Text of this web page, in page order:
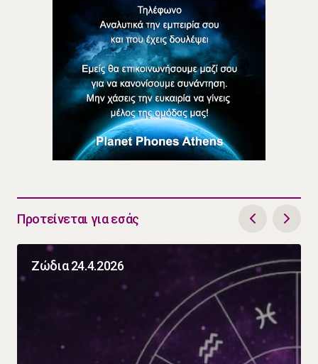
Προτείνεται για εσάς
Ζώδια 24.4.2026